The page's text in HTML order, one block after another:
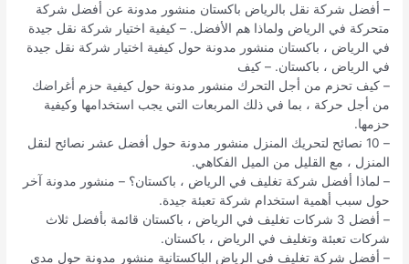
– أفضل شركة نقل بالرياض باكستان منشور مدونة عن أفضل شركة
متحركة في الرياض ولماذا هم الأفضل. – كيفية اختيار شركة نقل جيدة
في الرياض ، باكستان منشور مدونة حول كيفية اختيار شركة نقل جيدة
في الرياض ، باكستان. – كيف
– كيف تحزم من أجل التحرك منشور مدونة حول كيفية حزم أغراضك
من أجل حركة ، بما في ذلك المربعات التي يجب استخدامها وكيفية
حزمها.
– 10 نصائح لتحريك المنزل منشور مدونة حول أفضل عشر نصائح لنقل
المنزل ، مع القليل من الميل الفكاهي.
– لماذا أفضل شركة تغليف في الرياض ، باكستان؟ – منشور مدونة آخر
حول سبب أهمية استخدام شركة تعبئة جيدة.
– أفضل 3 شركات تغليف في الرياض ، باكستان قائمة بأفضل ثلاث
شركات تعبئة وتغليف في الرياض ، باكستان.
– أفضل شركة تغليف في الرياض الباكستانية منشور مدونة حول مدى